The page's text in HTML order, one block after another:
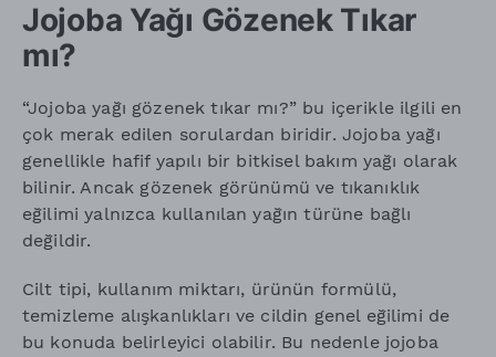
Jojoba Yağı Gözenek Tıkar
mı?
“Jojoba yağı gözenek tıkar mı?” bu içerikle ilgili en
çok merak edilen sorulardan biridir. Jojoba yağı
genellikle hafif yapılı bir bitkisel bakım yağı olarak
bilinir. Ancak gözenek görünümü ve tıkanıklık
eğilimi yalnızca kullanılan yağın türüne bağlı
değildir.
Cilt tipi, kullanım miktarı, ürünün formülü,
temizleme alışkanlıkları ve cildin genel eğilimi de
bu konuda belirleyici olabilir. Bu nedenle jojoba